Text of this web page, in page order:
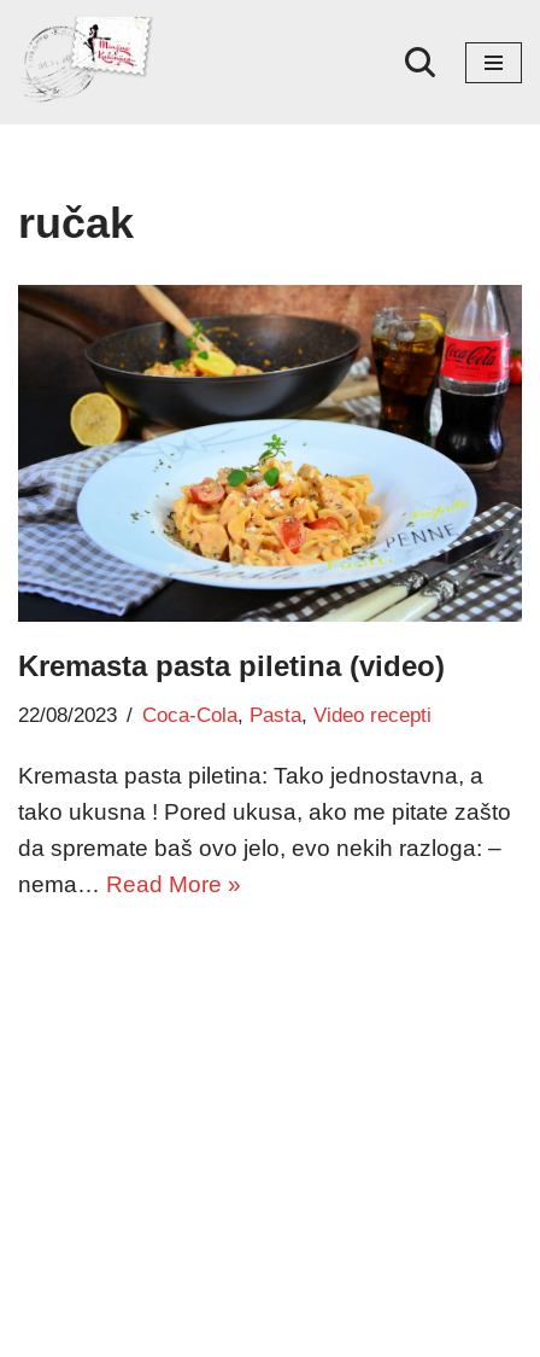
Skoči
na
ručak
Kremasta pasta piletina (video)
22/08/2023 Coca-Cola, Pasta, Video recepti
Kremasta pasta piletina: Tako jednostavna, a
tako ukusna ! Pored ukusa, ako me pitate zašto
da spremate baš ovo jelo, evo nekih razloga: –
nema… Read More »